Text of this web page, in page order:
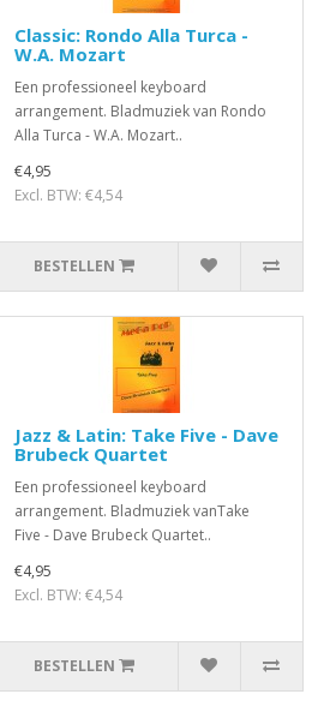
Classic: Rondo Alla Turca -
W.A. Mozart
Een professioneel keyboard
arrangement. Bladmuziek van Rondo
Alla Turca - W.A. Mozart..
€4,95
Excl. BTW: €4,54
BESTELLEN
Jazz & Latin: Take Five - Dave
Brubeck Quartet
Een professioneel keyboard
arrangement. Bladmuziek vanTake
Five - Dave Brubeck Quartet..
€4,95
Excl. BTW: €4,54
BESTELLEN